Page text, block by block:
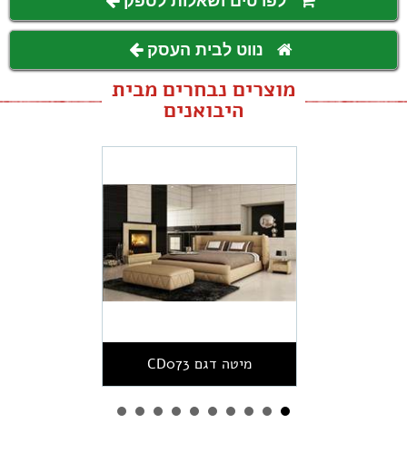
נווט לבית העסק
מוצרים נבחרים מבית
היבואנים
מיטה דגם CD073